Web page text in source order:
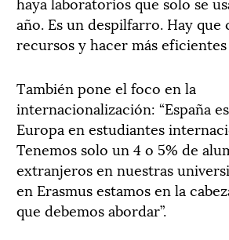
año. Es un despilfarro. Hay
recursos y hacer más eficientes
También pone el foco en la
internacionalización: “España
Europa en estudiantes
Tenemos solo un 4 o 5% de
extranjeros en nuestras
en Erasmus estamos en la
que debemos abordar”.